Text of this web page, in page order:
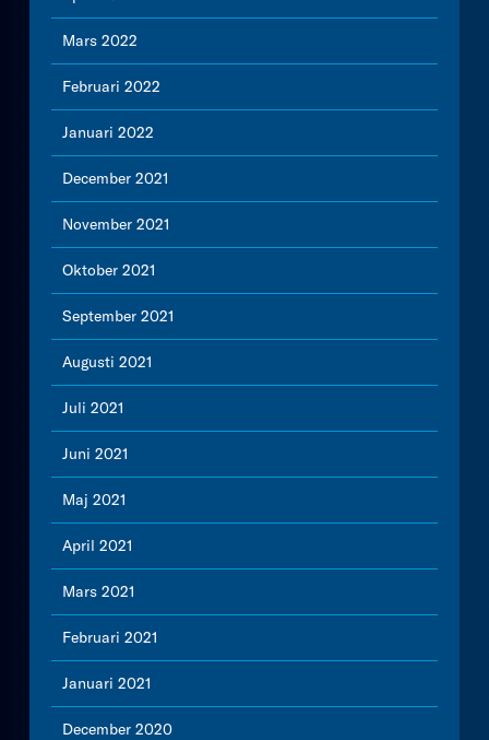
Mars 2022
Februari 2022
Januari 2022
December 2021
November 2021
Oktober 2021
September 2021
Augusti 2021
Juli 2021
Juni 2021
Maj 2021
April 2021
Mars 2021
Februari 2021
Januari 2021
December 2020